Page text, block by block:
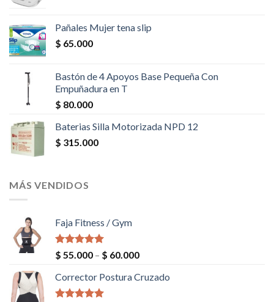
Pañales Mujer tena slip
$ 65.000
Bastón de 4 Apoyos Base Pequeña Con
Empuñadura en T
$ 80.000
Baterias Silla Motorizada NPD 12
$ 315.000
MÁS VENDIDOS
Faja Fitness / Gym
Valorado en
5.00
$ 55.000 – $ 60.000
Corrector Postura Cruzado